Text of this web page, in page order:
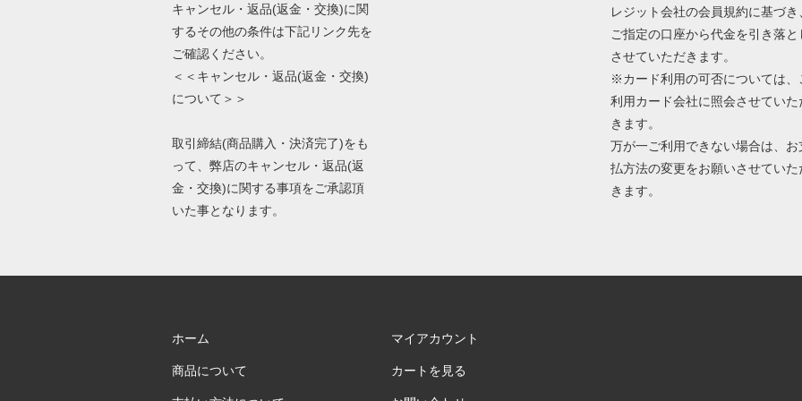
キャンセル・返品(返金・交換)に関
するその他の条件は下記リンク先を
ご確認ください。
＜＜キャンセル・返品(返金・交換)
について＞＞
取引締結(商品購入・決済完了)をも
って、弊店のキャンセル・返品(返
金・交換)に関する事項をご承認頂
いた事となります。
レジット会社の会員規約に基づき
ご指定の口座から代金を引き落と
させていただきます。
※カード利用の可否については、
利用カード会社に照会させていた
きます。
万が一ご利用できない場合は、お
払方法の変更をお願いさせていた
きます。
ホーム
商品について
マイアカウント
カートを見る